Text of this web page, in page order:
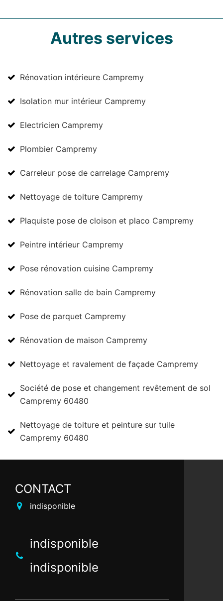
Autres services
Rénovation intérieure Campremy
Isolation mur intérieur Campremy
Electricien Campremy
Plombier Campremy
Carreleur pose de carrelage Campremy
Nettoyage de toiture Campremy
Plaquiste pose de cloison et placo Campremy
Peintre intérieur Campremy
Pose rénovation cuisine Campremy
Rénovation salle de bain Campremy
Pose de parquet Campremy
Rénovation de maison Campremy
Nettoyage et ravalement de façade Campremy
Société de pose et changement revêtement de sol
Campremy 60480
Nettoyage de toiture et peinture sur tuile
Campremy 60480
CONTACT
indisponible
indisponible
indisponible